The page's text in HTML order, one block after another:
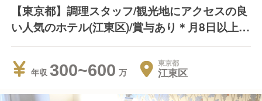
【東京都】調理スタッフ/観光地にアクセスの良
い人気のホテル(江東区)/賞与あり＊月8日以上休
み＊残業代別途支給
年収 300~600 東京都
江東区